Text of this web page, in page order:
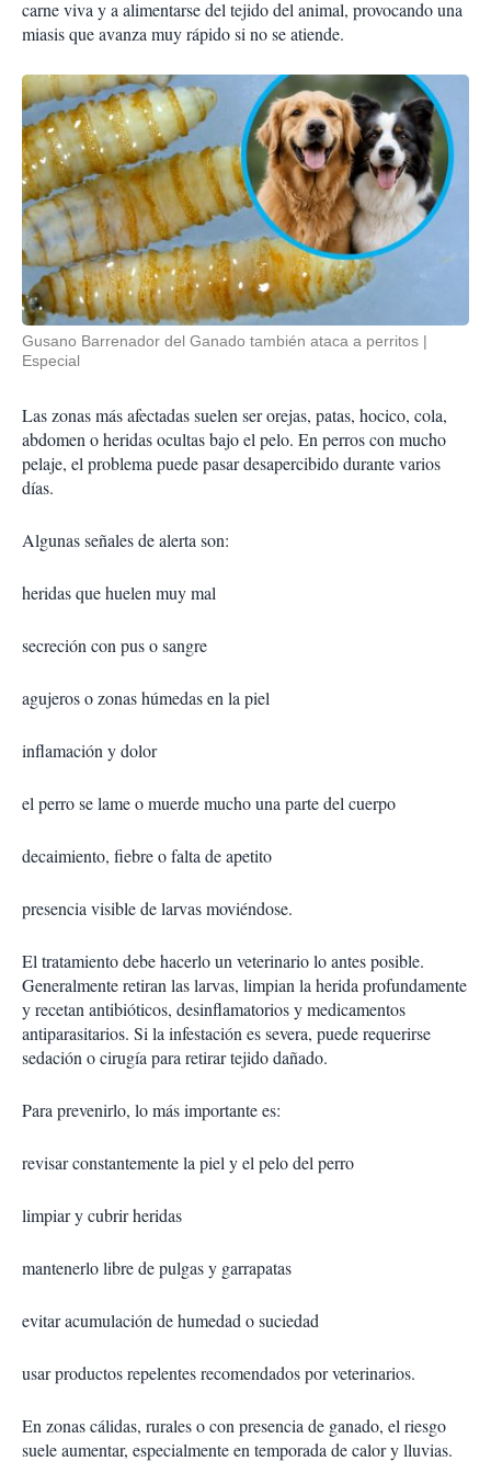
carne viva y a alimentarse del tejido del animal, provocando una
miasis que avanza muy rápido si no se atiende.
Gusano Barrenador del Ganado también ataca a perritos
Especial
Las zonas más afectadas suelen ser orejas, patas, hocico, cola,
abdomen o heridas ocultas bajo el pelo. En perros con mucho
pelaje, el problema puede pasar desapercibido durante varios
días.
Algunas señales de alerta son:
heridas que huelen muy mal
secreción con pus o sangre
agujeros o zonas húmedas en la piel
inflamación y dolor
el perro se lame o muerde mucho una parte del cuerpo
decaimiento, fiebre o falta de apetito
presencia visible de larvas moviéndose.
El tratamiento debe hacerlo un veterinario lo antes posible.
Generalmente retiran las larvas, limpian la herida profundamente
y recetan antibióticos, desinflamatorios y medicamentos
antiparasitarios. Si la infestación es severa, puede requerirse
sedación o cirugía para retirar tejido dañado.
Para prevenirlo, lo más importante es:
revisar constantemente la piel y el pelo del perro
limpiar y cubrir heridas
mantenerlo libre de pulgas y garrapatas
evitar acumulación de humedad o suciedad
usar productos repelentes recomendados por veterinarios.
En zonas cálidas, rurales o con presencia de ganado, el riesgo
suele aumentar, especialmente en temporada de calor y lluvias.